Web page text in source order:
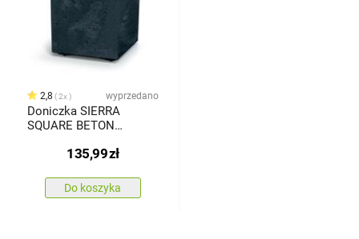
2,8 2x wyprzedano
Doniczka SIERRA
SQUARE BETON
antracyt135,99zł
Do koszyka